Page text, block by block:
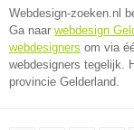
Webdesign-zoeken.nl
Ga naar webdesign
webdesigners om via
webdesigners tegelijk.
provincie Gelderland.